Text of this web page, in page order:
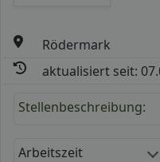
Rödermark
aktualisiert seit:
Stellenbeschreibung:
Arbeitszeit